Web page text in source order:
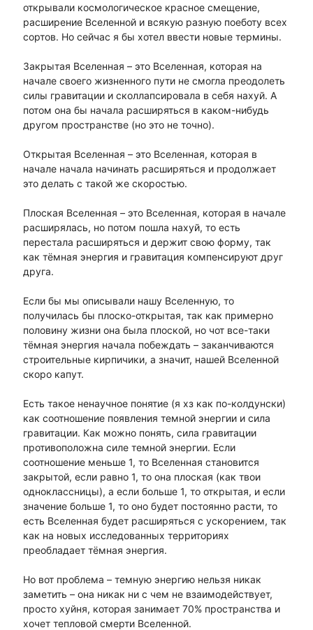
открывали космологическое красное смещение,
расширение Вселенной и всякую разную поеботу всех
сортов. Но сейчас я бы хотел ввести новые термины.
Закрытая Вселенная – это Вселенная, которая на
начале своего жизненного пути не смогла преодолеть
силы гравитации и сколлапсировала в себя нахуй. А
потом она бы начала расширяться в каком-нибудь
другом пространстве (но это не точно).
Открытая Вселенная – это Вселенная, которая в
начале начала начинать расширяться и продолжает
это делать с такой же скоростью.
Плоская Вселенная – это Вселенная, которая в начале
расширялась, но потом пошла нахуй, то есть
перестала расширяться и держит свою форму, так
как тёмная энергия и гравитация компенсируют друг
друга.
Если бы мы описывали нашу Вселенную, то
получилась бы плоско-открытая, так как примерно
половину жизни она была плоской, но чот все-таки
тёмная энергия начала побеждать – заканчиваются
строительные кирпичики, а значит, нашей Вселенной
скоро капут.
Есть такое ненаучное понятие (я хз как по-колдунски)
как соотношение появления темной энергии и сила
гравитации. Как можно понять, сила гравитации
противоположна силе темной энергии. Если
соотношение меньше 1, то Вселенная становится
закрытой, если равно 1, то она плоская (как твои
одноклассницы), а если больше 1, то открытая, и если
значение больше 1, то оно будет постоянно расти, то
есть Вселенная будет расширяться с ускорением, так
как на новых исследованных территориях
преобладает тёмная энергия.
Но вот проблема – темную энергию нельзя никак
заметить – она никак ни с чем не взаимодействует,
просто хуйня, которая занимает 70% пространства и
хочет тепловой смерти Вселенной.